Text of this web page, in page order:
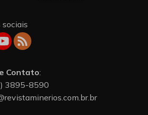
sociais
Contato:
3895-8590